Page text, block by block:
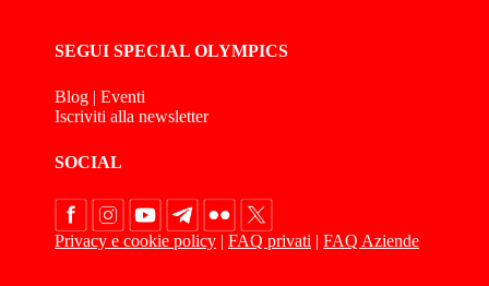
SEGUI SPECIAL OLYMPICS
Blog | Eventi
Iscriviti alla newsletter
SOCIAL
Privacy e cookie policy | FAQ privati | FAQ Aziende